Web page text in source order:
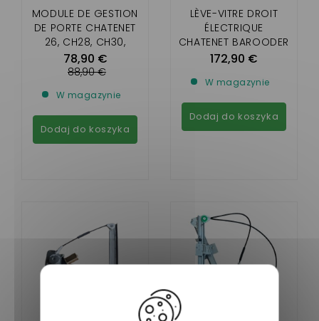
MODULE DE GESTION
DE PORTE CHATENET
26, CH28, CH30,
CH32,CH33, PICKUP,
SPORTEEVO
78,90 €
88,90 €
W magazynie
Dodaj do koszyka
LÈVE-VITRE DROIT
ÉLECTRIQUE
CHATENET BAROODER
172,90 €
W magazynie
Dodaj do koszyka